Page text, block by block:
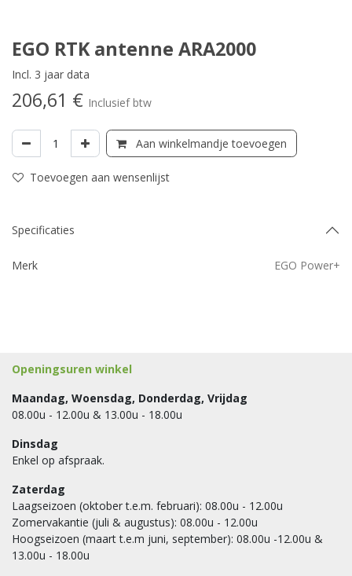
EGO RTK antenne ARA2000
Incl. 3 jaar data
206,61 € Inclusief btw
Aan winkelmandje toevoegen
Toevoegen aan wensenlijst
Specificaties
Merk EGO Power+
Openingsuren winkel
Maandag, Woensdag, Donderdag, Vrijdag
08.00u - 12.00u & 13.00u - 18.00u
Dinsdag
Enkel op afspraak.
Zaterdag
Laagseizoen (oktober t.e.m. februari): 08.00u - 12.00u
Zomervakantie (juli & augustus): 08.00u - 12.00u
Hoogseizoen (maart t.e.m juni, september): 08.00u -12.00u &
13.00u - 18.00u